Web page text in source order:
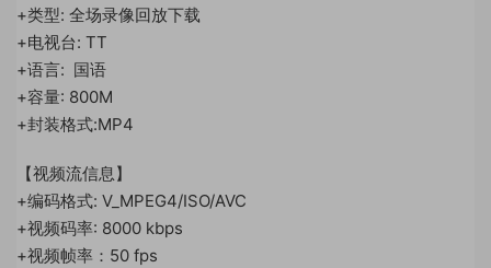
+类型: 全场录像回放下载
+电视台: TT
+语言: 国语
+容量: 800M
+封装格式:MP4
【视频流信息】
+编码格式: V_MPEG4/ISO/AVC
+视频码率: 8000 kbps
+视频帧率：50 fps